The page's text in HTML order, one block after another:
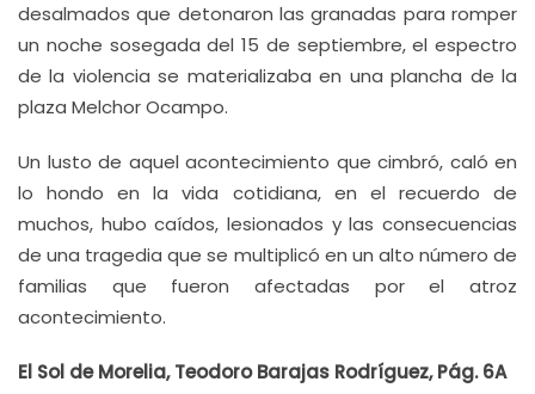
desalmados que detonaron las granadas para romper
un noche sosegada del 15 de septiembre, el espectro
de la violencia se materializaba en una plancha de la
plaza Melchor Ocampo.
Un lusto de aquel acontecimiento que cimbró, caló en
lo hondo en la vida cotidiana, en el recuerdo de
muchos, hubo caídos, lesionados y las consecuencias
de una tragedia que se multiplicó en un alto número de
familias que fueron afectadas por el atroz
acontecimiento.
El Sol de Morelia, Teodoro Barajas Rodríguez, Pág. 6A